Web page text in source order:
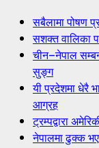
सबैलामा पोषण
सशक्त वालिका
चीन–नेपाल
सुङ्ग
यी प्रदेशमा धेरै
आग्रह
ट्रम्पद्वारा
नेपालमा ढुक्क